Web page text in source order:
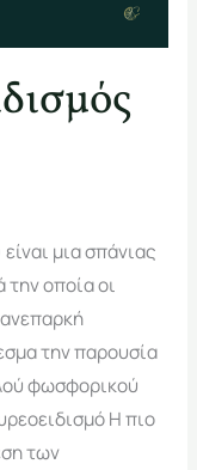
μια σπάνιας
οποία οι
την παρουσία
φωσφορικού
Η πιο
των